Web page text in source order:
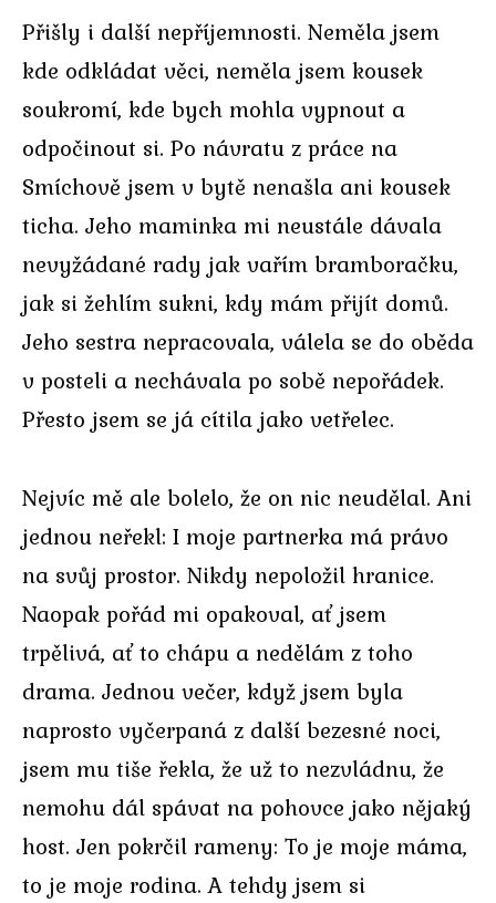
Přišly i další nepříjemnosti. Neměla jsem
kde odkládat věci, neměla jsem kousek
soukromí, kde bych mohla vypnout a
odpočinout si. Po návratu z práce na
Smíchově jsem v bytě nenašla ani kousek
ticha. Jeho maminka mi neustále dávala
nevyžádané rady jak vařím bramboračku,
jak si žehlím sukni, kdy mám přijít domů.
Jeho sestra nepracovala, válela se do oběda
v posteli a nechávala po sobě nepořádek.
Přesto jsem se já cítila jako vetřelec.
Nejvíc mě ale bolelo, že on nic neudělal. Ani
jednou neřekl: I moje partnerka má právo
na svůj prostor. Nikdy nepoložil hranice.
Naopak pořád mi opakoval, ať jsem
trpělivá, ať to chápu a nedělám z toho
drama. Jednou večer, když jsem byla
naprosto vyčerpaná z další bezesné noci,
jsem mu tiše řekla, že už to nezvládnu, že
nemohu dál spávat na pohovce jako nějaký
host. Jen pokrčil rameny: To je moje máma,
to je moje rodina. A tehdy jsem si